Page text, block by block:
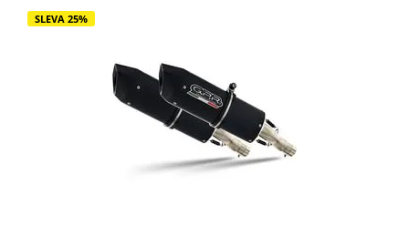
SLEVA 25%